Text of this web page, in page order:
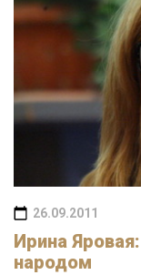
26.09.2011
Ирина
народом